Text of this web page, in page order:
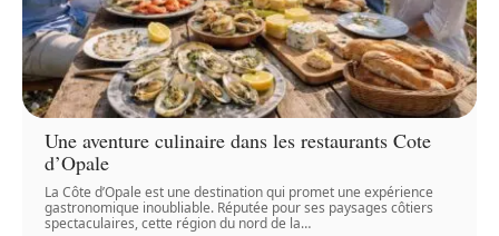
Une aventure culinaire dans les restaurants Cote
d’Opale
La Côte d’Opale est une destination qui promet une expérience
gastronomique inoubliable. Réputée pour ses paysages côtiers
spectaculaires, cette région du nord de la…